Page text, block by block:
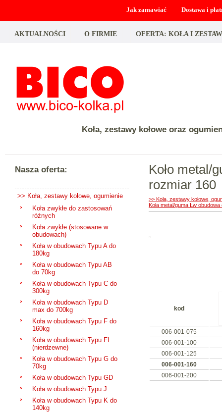
Jak zamawiać Dostawa i
AKTUALNOŚCI O FIRMIE OFERTA: KOŁA I
Koła, zestawy kołowe oraz
Nasza oferta:
>> Koła, zestawy kołowe, ogumienie
Koła zwykłe do zastosowań
różnych
Koła zwykłe (stosowane w
obudowach)
Koła w obudowach Typu A do
180kg
Koła w obudowach Typu AB
do 70kg
Koła w obudowach Typu C do
300kg
Koła w obudowach Typu D
max do 700kg
Koła w obudowach Typu F do
160kg
Koła w obudowach Typu FI
(nierdzewne)
Koła w obudowach Typu G do
70kg
Koła w obudowach Typu GD
Koła w obudowach Typu J
Koła w obudowach Typu K do
140kg
Koło metal/
rozmiar 160
>> Koła, zestawy kołowe,
Koła metal/guma Łw
kod
006-001-075
006-001-100
006-001-125
006-001-160
006-001-200